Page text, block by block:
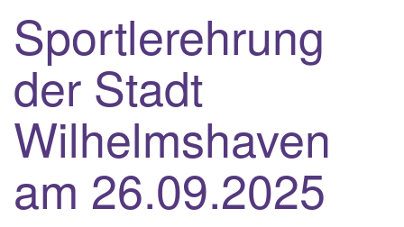
Sportlerehrung
der Stadt
Wilhelmshaven
am 26.09.2025